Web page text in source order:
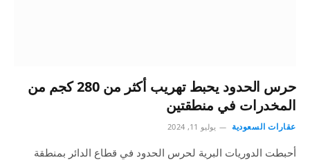
حرس الحدود يحبط تهريب أكثر من 280 كجم من
المخدرات في منطقتين
عقارات السعودية يوليو 11, 2024
أحبطت الدوريات البرية لحرس الحدود في قطاع الدائر بمنطقة